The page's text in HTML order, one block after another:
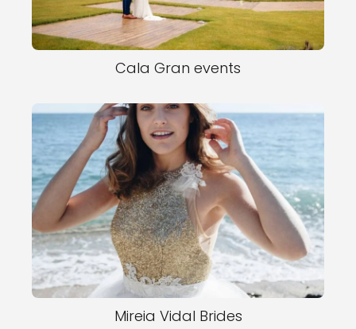
Cala Gran events
Mireia Vidal Brides